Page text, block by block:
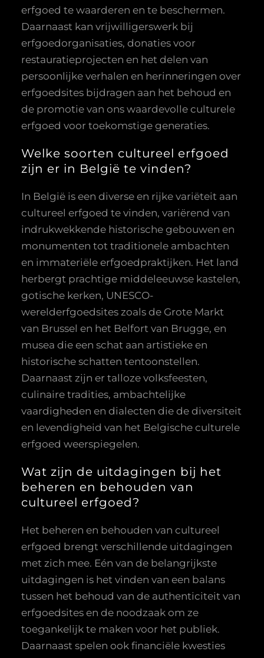
erfgoed te waarderen en te beschermen.
Daarnaast kan vrijwilligerswerk bij
erfgoedorganisaties, donaties voor
restauratieprojecten en het delen van
persoonlijke verhalen en herinneringen over
erfgoedsites bijdragen aan het behoud en
de promotie van ons waardevolle culturele
erfgoed voor toekomstige generaties.
Welke soorten cultureel erfgoed
zijn er in België te vinden?
In België is een diverse en rijke variëteit aan
cultureel erfgoed te vinden, variërend van
indrukwekkende historische gebouwen en
monumenten tot traditionele ambachten
en immateriële erfgoedpraktijken. Het land
herbergt prachtige middeleeuwse kastelen,
gotische kerken, UNESCO-
werelderfgoedsites zoals de Grote Markt
van Brussel en het Belfort van Brugge, en
musea die een schat aan artistieke en
historische schatten tentoonstellen.
Daarnaast zijn er talloze volksfeesten,
culinaire tradities, ambachtelijke
vaardigheden en dialecten die de diversiteit
en levendigheid van het Belgische culturele
erfgoed weerspiegelen.
Wat zijn de uitdagingen bij het
beheren en behouden van
cultureel erfgoed?
Het beheren en behouden van cultureel
erfgoed brengt verschillende uitdagingen
met zich mee. Eén van de belangrijkste
uitdagingen is het vinden van een balans
tussen het behoud van de authenticiteit van
erfgoedsites en de noodzaak om ze
toegankelijk te maken voor het publiek.
Daarnaast spelen ook financiële kwesties